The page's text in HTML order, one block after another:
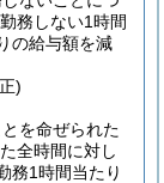
務しない1時間
の給与額を減
)
を命ぜられた
全時間に対し
務1時間当たり